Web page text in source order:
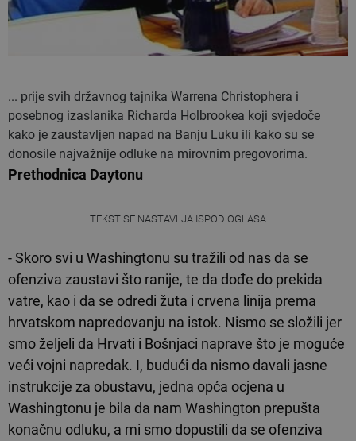
... prije svih državnog tajnika Warrena Christophera i
posebnog izaslanika Richarda Holbrookea koji svjedoče
kako je zaustavljen napad na Banju Luku ili kako su se
donosile najvažnije odluke na mirovnim pregovorima.
Prethodnica Daytonu
TEKST SE NASTAVLJA ISPOD OGLASA
- Skoro svi u Washingtonu su tražili od nas da se
ofenziva zaustavi što ranije, te da dođe do prekida
vatre, kao i da se odredi žuta i crvena linija prema
hrvatskom napredovanju na istok. Nismo se složili jer
smo željeli da Hrvati i Bošnjaci naprave što je moguće
veći vojni napredak. I, budući da nismo davali jasne
instrukcije za obustavu, jedna opća ocjena u
Washingtonu je bila da nam Washington prepušta
konačnu odluku, a mi smo dopustili da se ofenziva